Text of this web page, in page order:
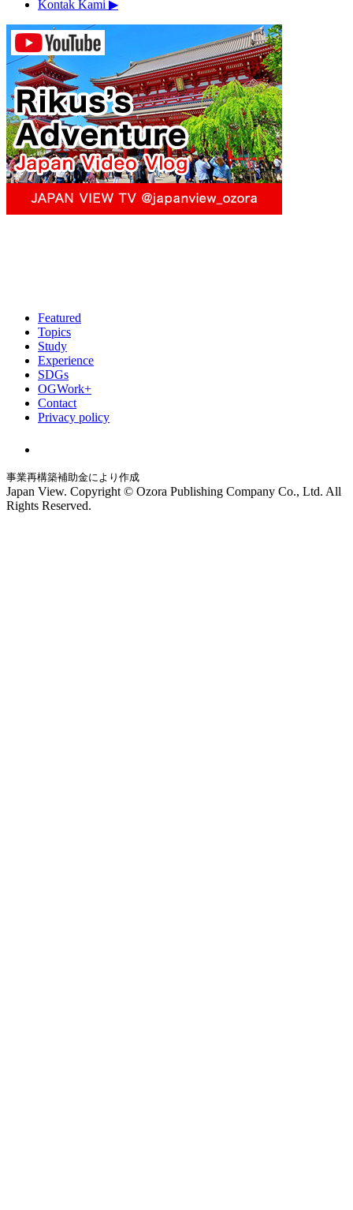
Kontak Kami ▶︎
Featured
Topics
Study
Experience
SDGs
OGWork+
Contact
Privacy policy
事業再構築補助金により作成
Japan View. Copyright © Ozora Publishing Company Co., Ltd. All
Rights Reserved.